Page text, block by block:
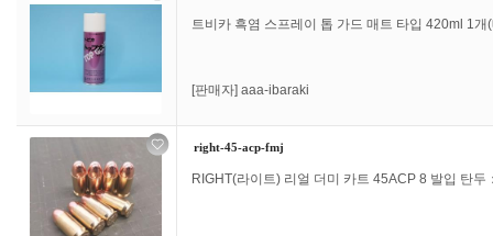
트비카 흑염 스프레이 톱 가드 매트 타입 420ml 1개
[판매자] aaa-ibaraki
right-45-acp-fmj
RIGHT(라이트) 리얼 더미 카트 45ACP 8 발입 탄